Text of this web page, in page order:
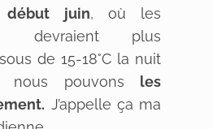
début juin, où les
devraient plus
de 15-18°C la nuit
nous pouvons les
J’appelle ça ma